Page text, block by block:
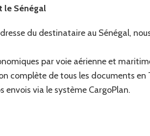
le Sénégal
du destinataire au Sénégal,
par voie aérienne et
complète de tous les documents en
envois via le système CargoPlan.